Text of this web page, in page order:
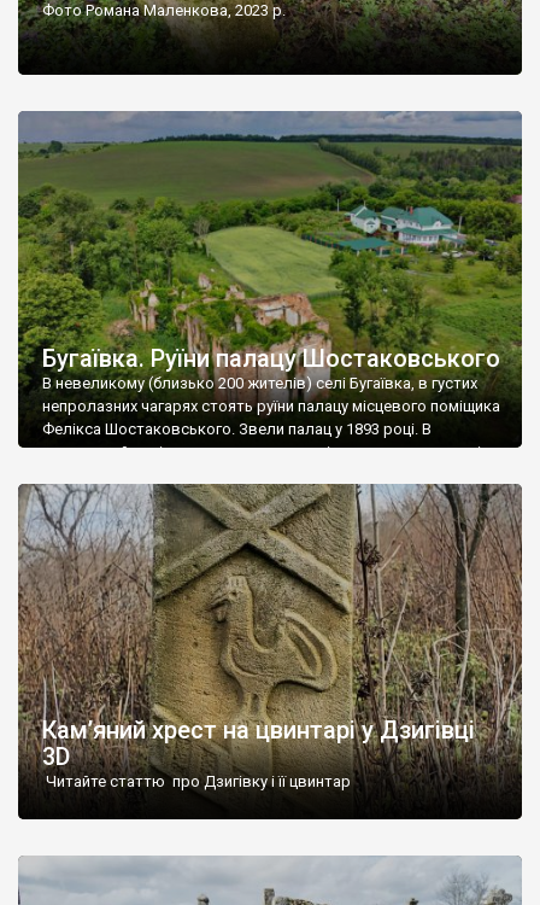
Фото Романа Маленкова, 2023 р.
Бугаївка. Руїни палацу Шостаковського
В невеликому (близько 200 жителів) селі Бугаївка, в густих
непролазних чагарях стоять руїни палацу місцевого поміщика
Фелікса Шостаковського. Звели палац у 1893 році. В
радянський період у ньому спочатку містилася школа, потім
століття тут розмістили туберкульозну лікарню. Коли із
палацу виїхала лікарня – ми точно не […]
Кам’яний хрест на цвинтарі у Дзигівці
3D
Читайте статтю про Дзигівку і її цвинтар